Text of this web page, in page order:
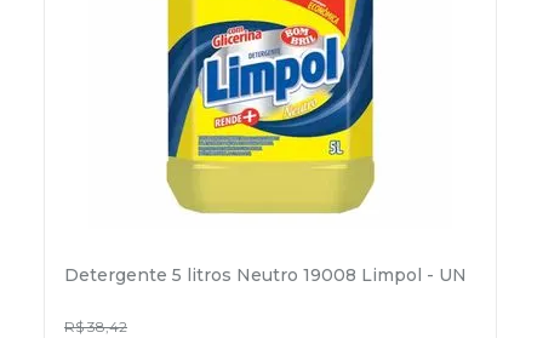
Detergente 5 litros Neutro 19008 Limpol - UN
R$ 38,42